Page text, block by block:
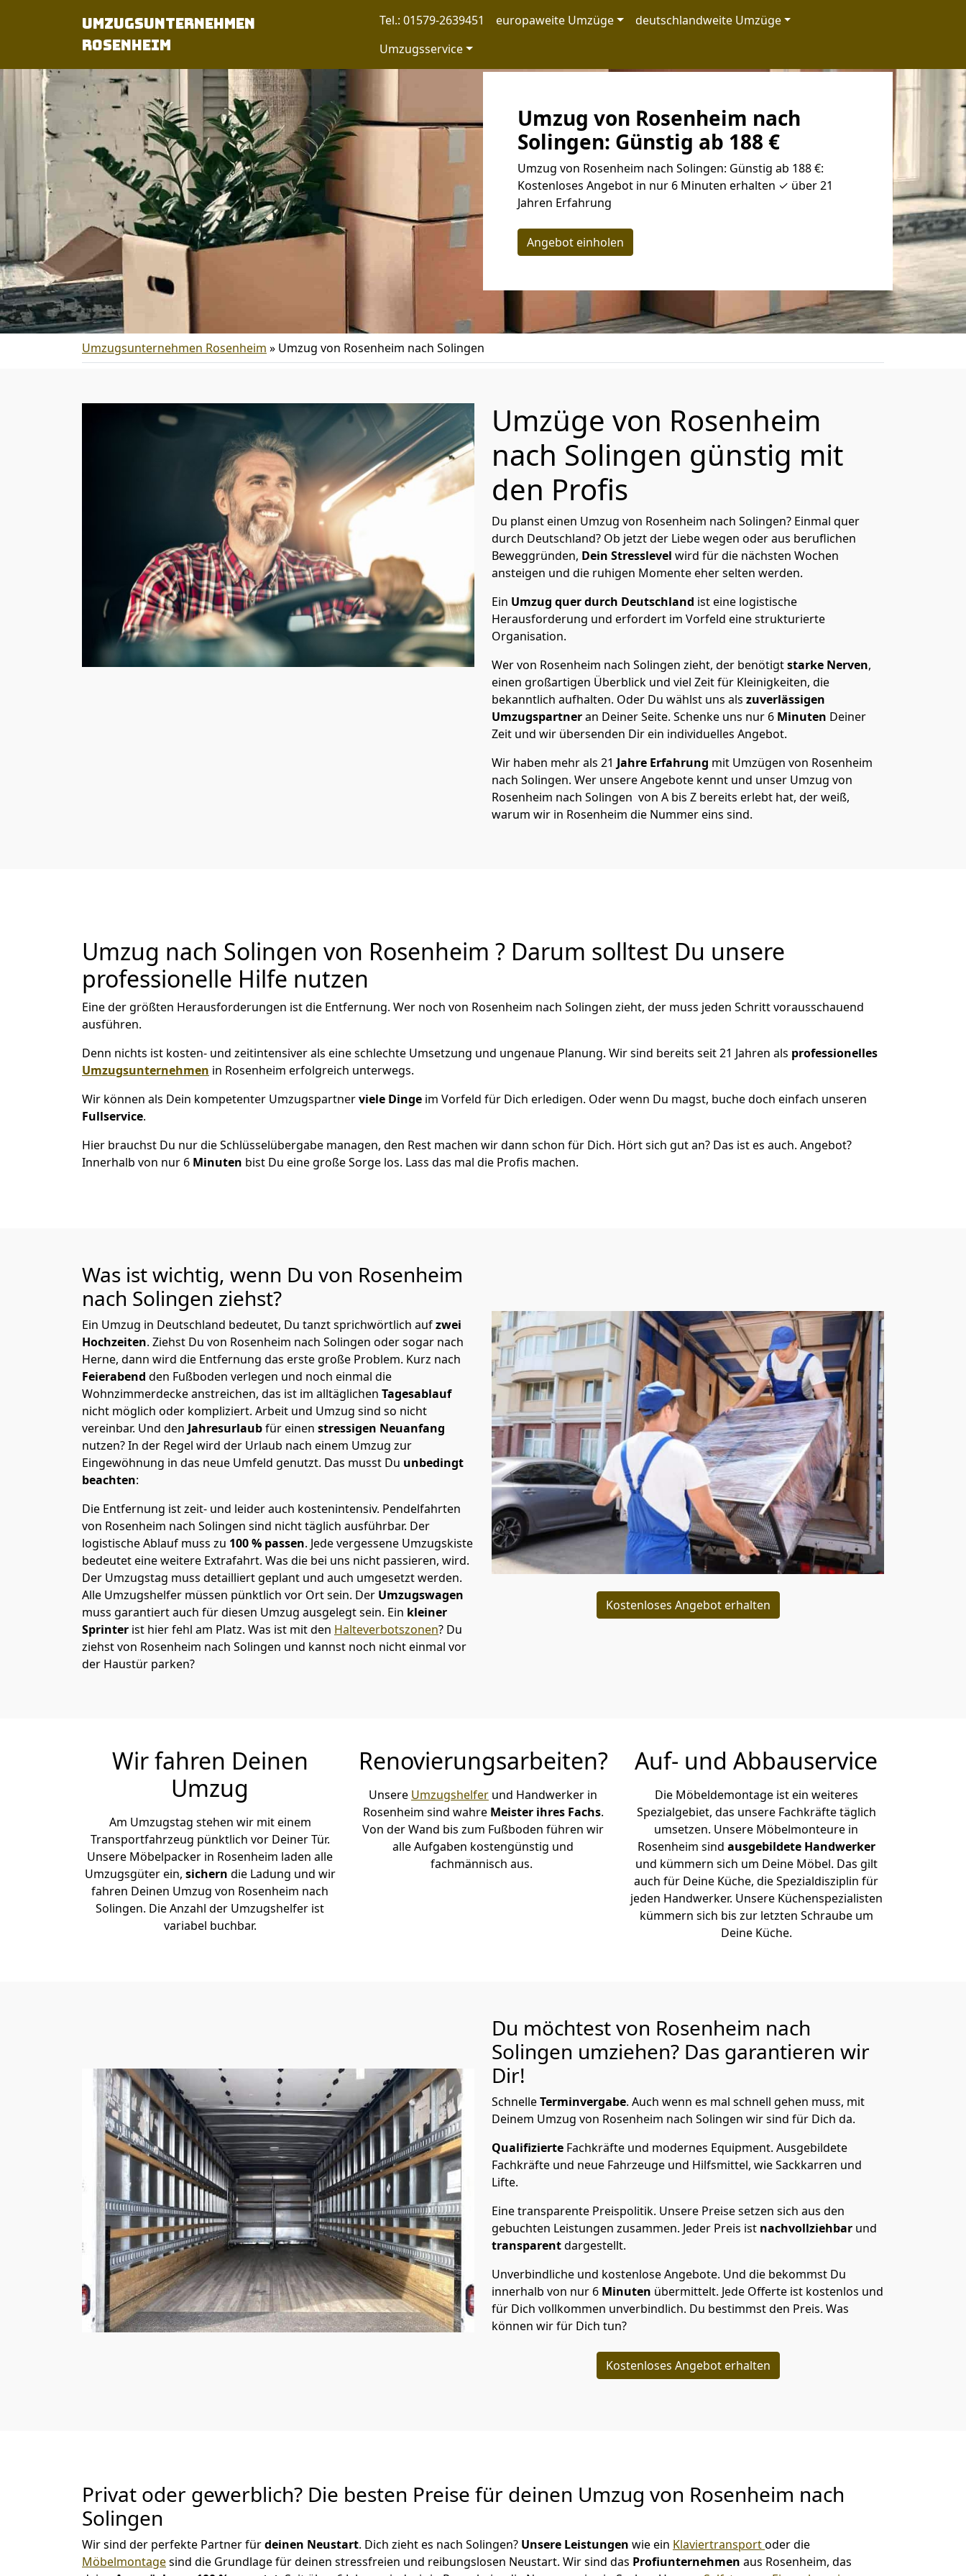
Umzugsunternehmen
Rosenheim
Tel.: 01579-2639451 europaweite Umzüge
deutschlandweite Umzüge
Umzugsservice
Umzug von Rosenheim nach
Solingen: Günstig ab 188 €
Umzug von Rosenheim nach Solingen: Günstig ab 188 €:
Kostenloses Angebot in nur 6 Minuten erhalten ✓ über 21
Jahren Erfahrung
Angebot einholen
Umzugsunternehmen Rosenheim » Umzug von Rosenheim nach Solingen
Umzüge von Rosenheim
nach Solingen günstig mit
den Profis
Du planst einen Umzug von Rosenheim nach Solingen? Einmal quer
durch Deutschland? Ob jetzt der Liebe wegen oder aus beruflichen
Beweggründen, Dein Stresslevel wird für die nächsten Wochen
ansteigen und die ruhigen Momente eher selten werden.
Ein Umzug quer durch Deutschland ist eine logistische
Herausforderung und erfordert im Vorfeld eine strukturierte
Organisation.
Wer von Rosenheim nach Solingen zieht, der benötigtstarke Nerven,
einen großartigen Überblick und viel Zeit für Kleinigkeiten, die
bekanntlich aufhalten. Oder Du wählst uns als zuverlässigen
Umzugspartneran Deiner Seite. Schenke uns nur 6 Minuten Deiner
Zeit und wir übersenden Dir ein individuelles Angebot.
Wir haben mehr als 21 Jahre Erfahrung mit Umzügen von Rosenheim
nach Solingen. Wer unsere Angebote kennt und unser Umzug von
Rosenheim nach Solingen von A bis Z bereits erlebt hat, der weiß,
warum wir in Rosenheim die Nummer eins sind.
Umzug nach Solingen von Rosenheim ? Darum solltest Du unsere
professionelle Hilfe nutzen
Eine der größten Herausforderungen ist die Entfernung. Wer noch von Rosenheim nach Solingen zieht, der muss jeden Schritt vorausschauend
ausführen.
Denn nichts ist kosten- und zeitintensiver als eine schlechte Umsetzung und ungenaue Planung. Wir sind bereits seit 21 Jahren als professionelles
Umzugsunternehmen in Rosenheim erfolgreich unterwegs.
Wir können als Dein kompetenter Umzugspartnerviele Dinge im Vorfeld für Dich erledigen. Oder wenn Du magst, buche doch einfach unseren
Fullservice.
Hier brauchst Du nur die Schlüsselübergabe managen, den Rest machen wir dann schon für Dich. Hört sich gut an? Das ist es auch. Angebot?
Innerhalb von nur 6 Minuten bist Du eine große Sorge los. Lass das mal die Profis machen.
Was ist wichtig, wenn Du von Rosenheim
nach Solingen ziehst?
Ein Umzug in Deutschland bedeutet, Du tanzt sprichwörtlich aufzwei
Hochzeiten. Ziehst Du von Rosenheim nach Solingen oder sogar nach
Herne, dann wird die Entfernung das erste große Problem. Kurz nach
Feierabend den Fußboden verlegen und noch einmal die
Wohnzimmerdecke anstreichen, das ist im alltäglichen Tagesablauf
nicht möglich oder kompliziert. Arbeit und Umzug sind so nicht
vereinbar. Und den Jahresurlaubfür einen stressigen Neuanfang
nutzen? In der Regel wird der Urlaub nach einem Umzug zur
Eingewöhnung in das neue Umfeld genutzt. Das musst Du unbedingt
beachten:
Die Entfernung ist zeit- und leider auch kostenintensiv. Pendelfahrten
von Rosenheim nach Solingen sind nicht täglich ausführbar. Der
logistische Ablauf muss zu 100 % passen. Jede vergessene Umzugskiste
bedeutet eine weitere Extrafahrt. Was die bei uns nicht passieren, wird.
Der Umzugstag muss detailliert geplant und auch umgesetzt werden.
Alle Umzugshelfer müssen pünktlich vor Ort sein. Der Umzugswagen
muss garantiert auch für diesen Umzug ausgelegt sein. Ein kleiner
Sprinter ist hier fehl am Platz. Was ist mit den Halteverbotszonen? Du
ziehst von Rosenheim nach Solingen und kannst noch nicht einmal vor
der Haustür parken?
Kostenloses Angebot erhalten
Wir fahren Deinen
Umzug
Am Umzugstag stehen wir mit einem
Transportfahrzeug pünktlich vor Deiner Tür.
Unsere Möbelpacker in Rosenheim laden alle
Umzugsgüter ein, sichern die Ladung und wir
fahren Deinen Umzug von Rosenheim nach
Solingen. Die Anzahl der Umzugshelfer ist
variabel buchbar.
Renovierungsarbeiten?
Unsere Umzugshelfer und Handwerker in
Rosenheim sind wahre Meister ihres Fachs.
Von der Wand bis zum Fußboden führen wir
alle Aufgaben kostengünstig und
fachmännisch aus.
Auf- und Abbauservice
Die Möbeldemontage ist ein weiteres
Spezialgebiet, das unsere Fachkräfte täglich
umsetzen. Unsere Möbelmonteure in
Rosenheim sind ausgebildete Handwerker
und kümmern sich um Deine Möbel. Das gilt
auch für Deine Küche, die Spezialdisziplin für
jeden Handwerker. Unsere Küchenspezialisten
kümmern sich bis zur letzten Schraube um
Deine Küche.
Du möchtest von Rosenheim nach
Solingen umziehen? Das garantieren wir
Dir!
SchnelleTerminvergabe. Auch wenn es mal schnell gehen muss, mit
Deinem Umzug von Rosenheim nach Solingen wir sind für Dich da.
Qualifizierte Fachkräfte und modernes Equipment. Ausgebildete
Fachkräfte und neue Fahrzeuge und Hilfsmittel, wie Sackkarren und
Lifte.
Eine transparente Preispolitik. Unsere Preise setzen sich aus den
gebuchten Leistungen zusammen. Jeder Preis ist nachvollziehbar und
transparentdargestellt.
Unverbindliche und kostenlose Angebote. Und die bekommst Du
innerhalb von nur 6 Minuten übermittelt. Jede Offerte ist kostenlos und
für Dich vollkommen unverbindlich. Du bestimmst den Preis. Was
können wir für Dich tun?
Kostenloses Angebot erhalten
Privat oder gewerblich? Die besten Preise für deinen Umzug von Rosenheim nach
Solingen
Wir sind der perfekte Partner fürdeinen Neustart. Dich zieht es nach Solingen? Unsere Leistungen wie ein Klaviertransportoder die
Möbelmontagesind die Grundlage für deinen stressfreien und reibungslosen Neustart. Wir sind das Profiunternehmen aus Rosenheim, das